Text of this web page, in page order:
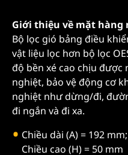
Giới thiệu về mặt hàng
Bộ lọc gió bảng điều
vật liệu lọc hơn bộ lọc
độ bền xé cao chịu được
nghiệt, bảo vệ động cơ
nghiệt như dừng/đi,
đi ngắn và đi xa.
Chiều dài (A) = 192
Chiều cao (H) = 50 mm